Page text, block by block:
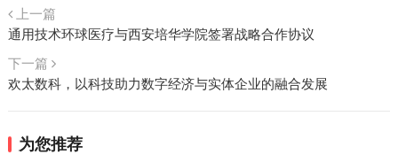
上一篇
通用技术环球医疗与西安培华学院签署战略合作协议
下一篇
欢太数科，以科技助力数字经济与实体企业的融合发展
为您推荐